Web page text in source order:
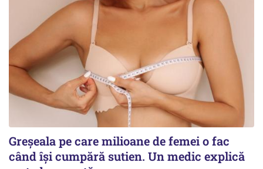
Greșeala pe care milioane de femei o fac
când își cumpără sutien. Un medic explică